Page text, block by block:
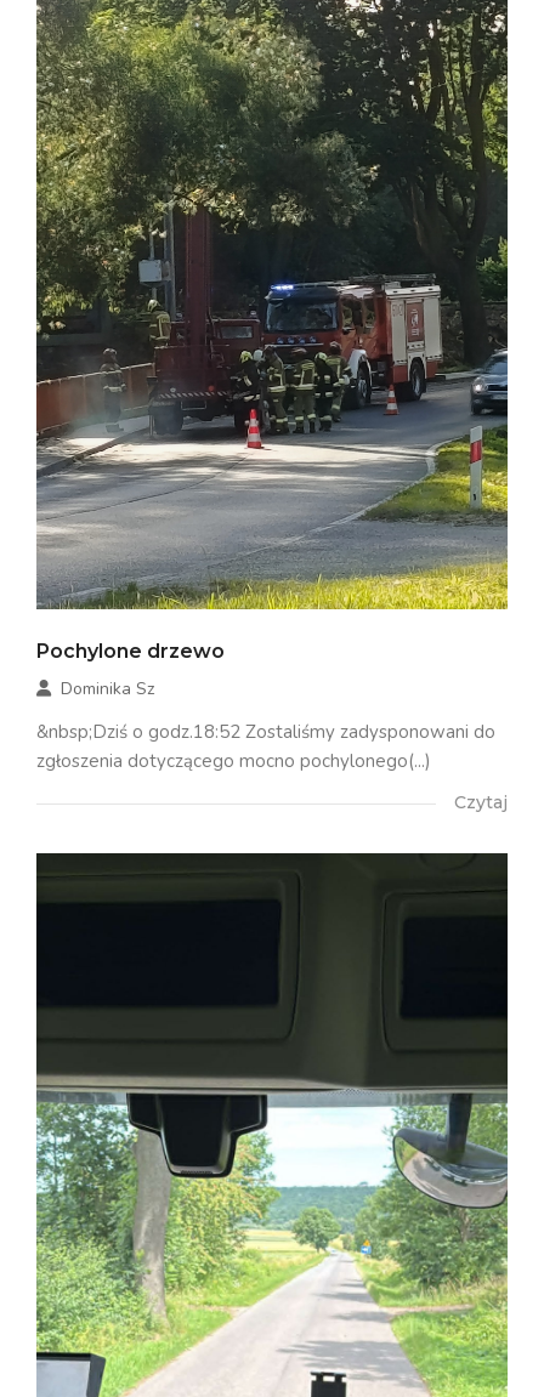
Pochylone drzewo
Dominika Sz
&nbsp;Dziś o godz.18:52 Zostaliśmy zadysponowani do
zgłoszenia dotyczącego mocno pochylonego(...)
Czytaj